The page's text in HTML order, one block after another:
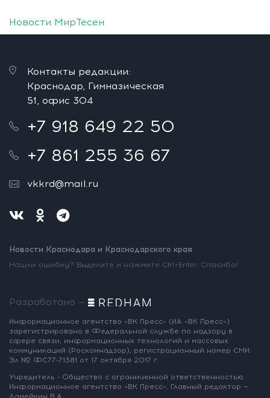
Новости МирТесен
Контакты редакции:
Краснодар, Гимназическая
51, офис 304
+7 918 649 22 50
+7 861 255 36 67
vkkrd@mail.ru
Новости Краснодара и Краснодарского края
Нашли ошибку? Выделите и нажмите Ctrl+Enter. Спасибо!
Разработано —
Информационное агентство «ВК Пресс» (ИА «ВК Пресс»)
зарегистрировано в Федеральной службе по надзору в
сфере связи, информационных технологий и массовых
коммуникаций (Роскомнадзор), регистрационный номер СМИ:
Эл № ФС77-71381 от 17 октября 2017 г.
Учредитель - Общество с ограниченной ответственностью
Информационное агентство «ВК Пресс». Главный редактор —
Ламейкин В.А.